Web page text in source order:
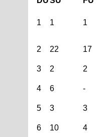
1 1 1
2 22 17
3
2 2
4
6 -
5 3 3
6
10 4